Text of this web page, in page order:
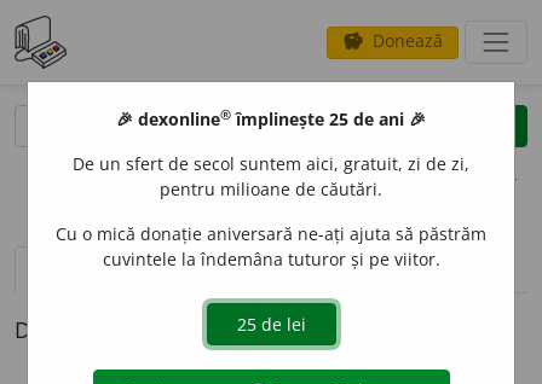
savings Donează
clear
opțiuni
definiții (1)
Definiția cu ID-ul 1016119:
🎉 dexonline® împlinește 25 de ani 🎉
De un sfert de secol suntem aici, gratuit, zi de zi,
pentru milioane de căutări.
Cu o mică donație aniversară ne-ați ajuta să păstrăm
cuvintele la îndemâna tuturor și pe viitor.